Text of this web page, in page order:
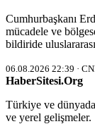
Cumhurbaşkanı
mücadele ve
bildiride uluslararası
06.08.2026 22:39 ·
HaberSitesi.Org
Türkiye ve
ve yerel gelişmeler.